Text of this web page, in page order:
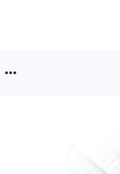
more_horiz